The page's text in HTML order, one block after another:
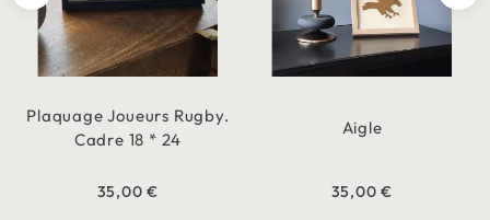
Plaquage Joueurs Rugby.
Cadre 18 * 24
35,00 €
Aigle
35,00 €